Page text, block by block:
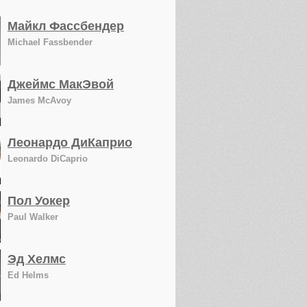
Майкл Фассбендер
Michael Fassbender
Джеймс МакЭвой
James McAvoy
Леонардо ДиКаприо
Leonardo DiCaprio
Пол Уокер
Paul Walker
Эд Хелмс
Ed Helms